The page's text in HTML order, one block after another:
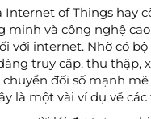
of Things hay
minh và công nghệ
với internet. Nhờ có
truy cập, thu thập,
đối số mạnh
là một vài ví dụ về